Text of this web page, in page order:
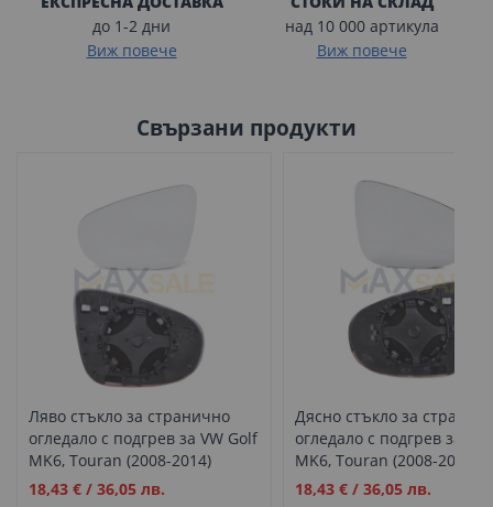
до 1-2 дни
Виж повече
над 10 000 артикула
Виж повече
Свързани продукти
Ляво стъкло за странично
огледало с подгрев за VW Golf
MK6, Touran (2008-2014)
Промо
18,43 € / 36,05 лв.
Дясно стъкло за
огледало с подгрев за
MK6, Touran (2008-2014)
Промо
18,43 €/ 36,05 лв.